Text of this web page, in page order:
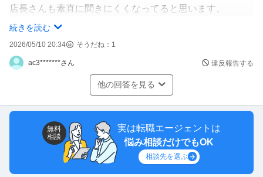
店長さんも素直に聞きにくくなってると思います。
売上げにも影響しますのでそれが数回となると
質問者さんが心を入れ替えてと言っても
信用出来ないとなるのは仕方ないと思います。
正直なところシフト入ってて当日に休みますとかが
何回もだったら社員さんだけじゃなく全店員が
冷たくなるレベルかと思います。
続きを読む
2026/05/10 20:34 そうだね： 1
ac3*******さん 違反報告する
他の回答を見る
無料
相談
実は転職エージェントは
悩み相談だけでもOK
相談先を選ぶ